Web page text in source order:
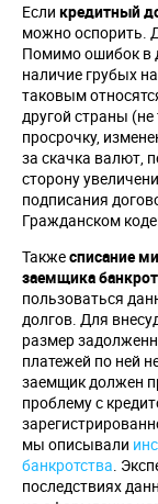
Если кредитный
можно оспорить.
Помимо ошибок в
наличие грубых
таковым
другой страны
просрочку,
за скачка валют,
сторону
подписания
Гражданском
Такжесписание
заемщика
пользоваться
долгов. Для
размер
платежей по ней
заемщик должен
проблему с
мы описывали
банкротства.
последствиях